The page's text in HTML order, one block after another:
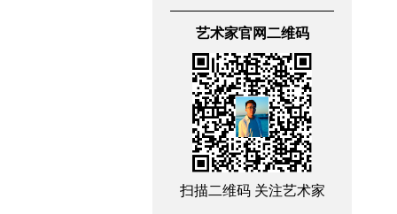
艺术家官网二维码
扫描二维码 关注艺术家